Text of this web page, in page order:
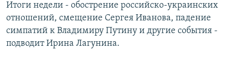
Итоги недели - обострение российско-украинских
отношений, смещение Сергея Иванова, падение
симпатий к Владимиру Путину и другие события -
подводит Ирина Лагунина.